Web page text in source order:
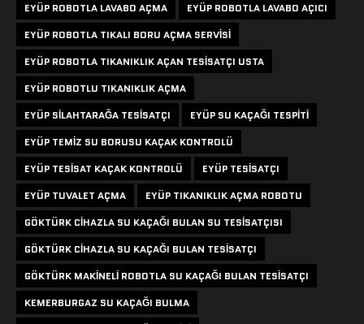
EYÜP ROBOTLA LAVABO AÇMA
EYÜP ROBOTLA LAVABO AÇICI
EYÜP ROBOTLA TIKALI BORU AÇMA SERVISI
EYÜP ROBOTLA TIKANIKLIK AÇAN TESISATÇI USTA
EYÜP ROBOTLU TIKANIKLIK AÇMA
EYÜP SILAHTARAĞA TESISATÇI
EYÜP SU KAÇAĞI TESPITI
EYÜP TEMIZ SU BORUSU KAÇAK KONTROLÜ
EYÜP TESISAT KAÇAK KONTROLÜ
EYÜP TESISATÇI
EYÜP TUVALET AÇMA
EYÜP TIKANIKLIK AÇMA ROBOTU
GÖKTÜRK CIHAZLA SU KAÇAĞI BULAN SU TESISATÇISI
GÖKTÜRK CIHAZLA SU KAÇAĞI BULAN TESISATÇI
GÖKTÜRK MAKINELI ROBOTLA SU KAÇAĞI BULAN TESISATÇI
KEMERBURGAZ SU KAÇAĞI BULMA